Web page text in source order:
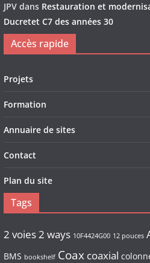
JPV dans Restauration et
Ducretet C7 des années 30
Accès rapide
Projets
Formation
Annuaire de sites
Contact
Plan du site
Tags
2 voies2 ways 10F4424G00 12 pouces
BMS bookshelf Coax coaxial